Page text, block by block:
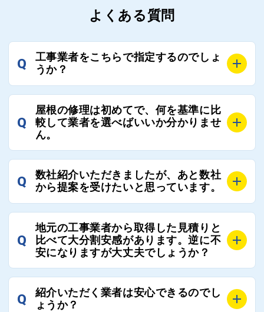
よくある質問
Q
工事業者をこちらで指定するのでしょ
うか？
お客様のご要望をお聞きし、条件に合った工事業者を
最大3社まで選定し、ご紹介いたします。
そのため、お客様に比較する業者を選定いただく必要
Q
屋根の修理は初めてで、何を基準に比
較して業者を選べばいいか分かりませ
ん。
選定基準はお客様によって異なりますが、価格はもち
ろんのこと、実績面や保証面、担当者の人柄や社歴、
し、総合的に判断ください。
また、選定に迷った際などは屋根コネクト事務局へご
連絡いただければ、お客様の屋根修理を全面的にフォ
ローさせていただきます。お気軽にご相談ください。
Q
数社紹介いただきましたが、あと数社
から提案を受けたいと思っています。
全国300社以上の登録業者がございますので、プラス
でご紹介の要望をいただければ、即時屋根コネクトに
て対応させていただきます。お気軽にお申し付けくだ
Q
地元の工事業者から取得した見積りと
比べて大分割安感があります。逆に不
安になりますが大丈夫でしょうか？
残念ながら、リフォーム業界は費用の内訳に不透明な
部分が多く、一見同じ工事でも１００万円以上の差が
Q
紹介いただく業者は安心できるのでし
ょうか？